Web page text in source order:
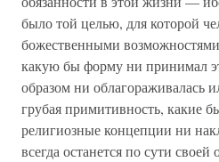
было той целью, для которой
божественными
какую бы форму ни принимал
образом ни облагораживалась
грубая примитивность, какие
религиозные концепции ни
всегда останется по сути своей